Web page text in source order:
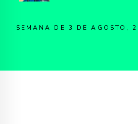
SEMANA DE 3 DE AGOSTO,